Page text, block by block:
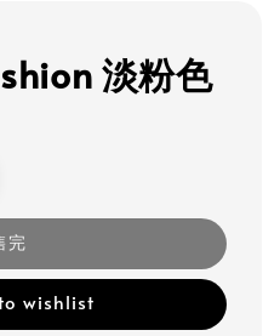
淡粉色
完
wishlist